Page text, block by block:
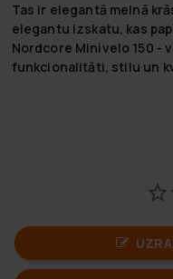
Tas ir elegantā melnā
elegantu izskatu, kas
Nordcore Minivelo 150 -
funkcionalitāti, stilu un